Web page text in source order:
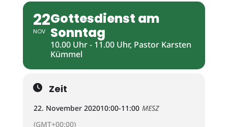
22
NOV
Gottesdienst am
Sonntag
10.00 Uhr - 11.00 Uhr, Pastor Karsten
Kümmel
Zeit
22. November 202010:00-11:00 MESZ
(GMT+00:00)